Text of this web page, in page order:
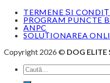
TERMENE ȘI
PROGRAM PUNCTE
ANPC
SOLUȚIONAREA
Copyright 2026 © DOG ELITE
Caută
după: